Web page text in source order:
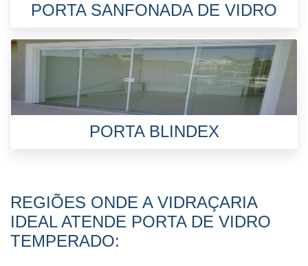
PORTA SANFONADA DE VIDRO
PORTA BLINDEX
REGIÕES ONDE A VIDRAÇARIA
IDEAL ATENDE PORTA DE VIDRO
TEMPERADO: